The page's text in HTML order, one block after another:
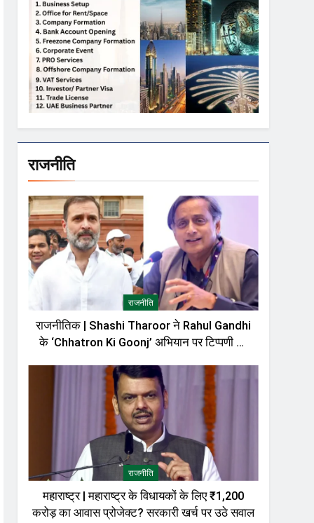
राजनीति
राजनीति
राजनीतिक | Shashi Tharoor ने Rahul Gandhi
के ‘Chhatron Ki Goonj’ अभियान पर टिप्पणी को
किया गया
राजनीति
महाराष्ट्र | महाराष्ट्र के विधायकों के लिए ₹1,200
करोड़ का आवास प्रोजेक्ट? सरकारी खर्च पर उठे सवाल